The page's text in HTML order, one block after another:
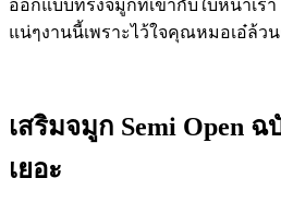
ออกแบบทรงจมูกที่เข้ากับใบหน้าเร
แน่ๆงานนี้เพราะไว้ใจคุณหมอเอ๋ล้วน
เสริมจมูก Semi Open
เยอะ